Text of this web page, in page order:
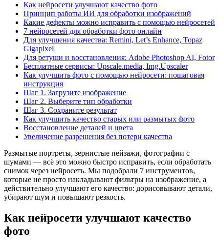
Как нейросети улучшают качество фото
Принцип работы ИИ для обработки изображений
Какие дефекты можно исправить с помощью нейросетей
7 нейросетей для обработки фото онлайн
Для улучшения качества: Remini, Let’s Enhance, Topaz
Gigapixel
Для ретуши и восстановления: Adobe Photoshop AI, Fotor
Бесплатные сервисы: Upscale.media, Img.Upscaler
Как улучшить фото с помощью нейросети: пошаговая
инструкция
Шаг 1. Загрузите изображение
Шаг 2. Выберите тип обработки
Шаг 3. Сохраните результат
Как улучшить качество старых или размытых фото
Восстановление деталей и цвета
Увеличение разрешения без потери качества
Размытые портреты, зернистые пейзажи, фотографии с
шумами — всё это можно быстро исправить, если обработать
снимок через нейросеть. Мы подобрали 7 инструментов,
которые не просто накладывают фильтры на изображение, а
действительно улучшают его качество: дорисовывают детали,
убирают шум и повышают резкость.
Как нейросети улучшают качество
фото